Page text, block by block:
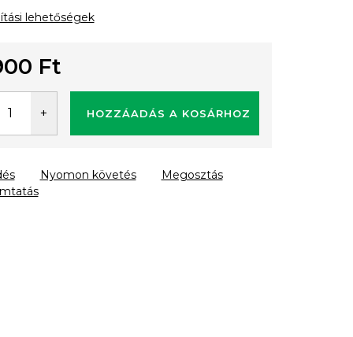
lehetőségek
Ft
HOZZÁADÁS A KOSÁRHOZ
Nyomon követés Megosztás